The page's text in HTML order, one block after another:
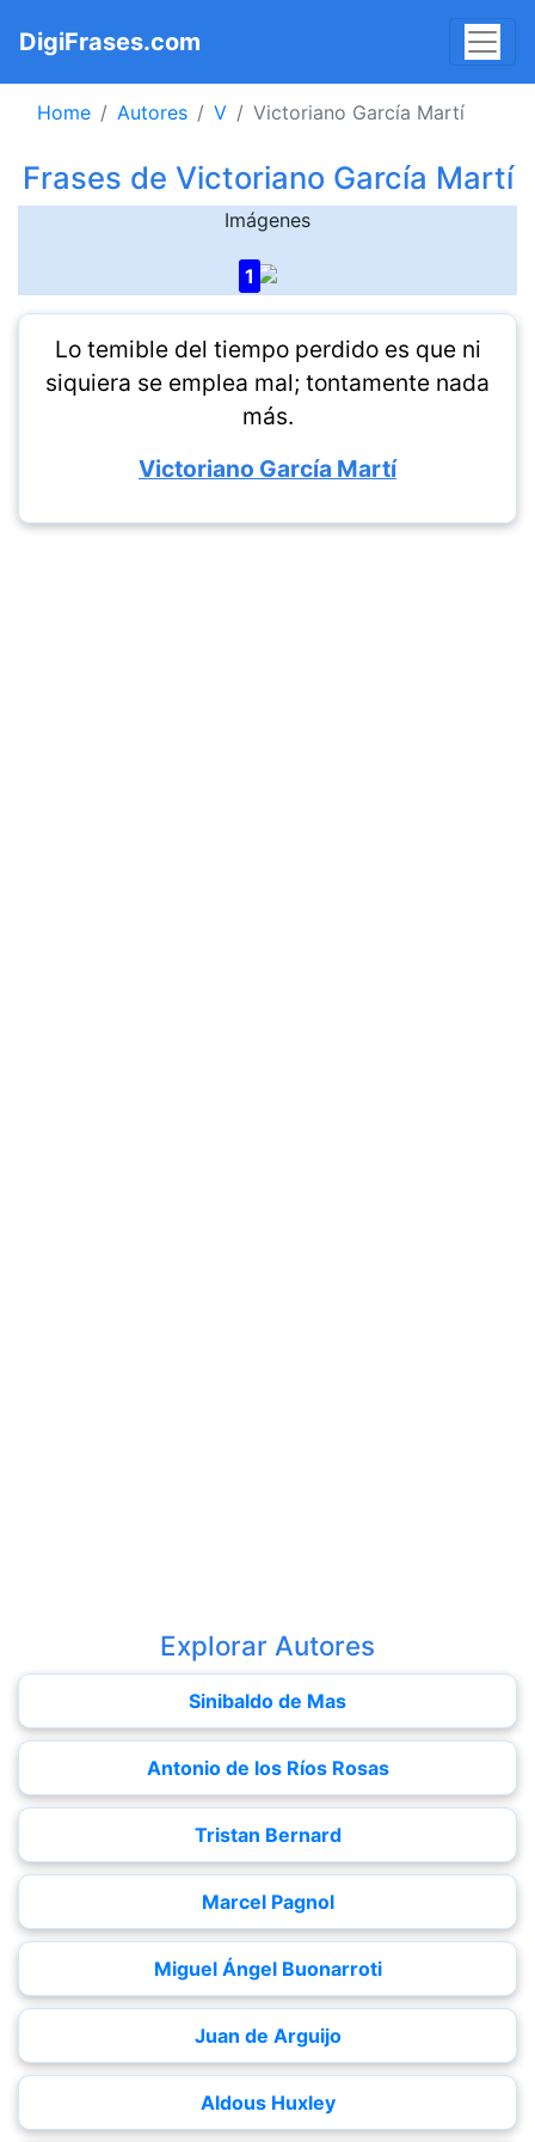
DigiFrases.com
Home Autores V Victoriano García Martí
Frases de Victoriano García Martí
Imágenes
1
Lo temible del tiempo perdido es que ni
siquiera se emplea mal; tontamente nada
más.
Victoriano García Martí
Explorar Autores
Sinibaldo de Mas
Antonio de los Ríos Rosas
Tristan Bernard
Marcel Pagnol
Miguel Ángel Buonarroti
Juan de Arguijo
Aldous Huxley